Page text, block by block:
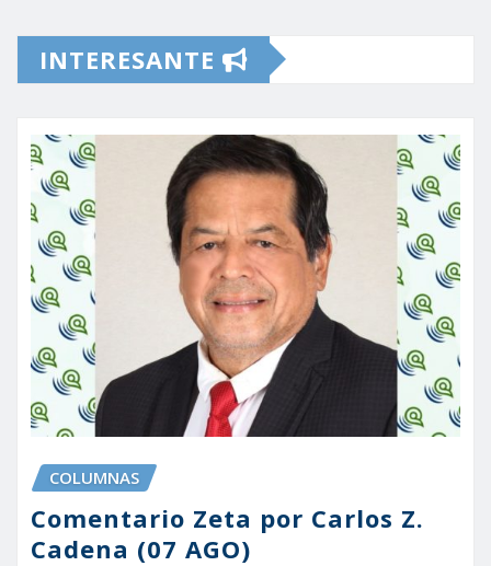
INTERESANTE
COLUMNAS
Comentario Zeta por Carlos Z.
Cadena (07 AGO)